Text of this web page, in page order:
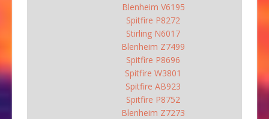
Blenheim V6195
Spitfire P8272
Stirling N6017
Blenheim Z7499
Spitfire P8696
Spitfire W3801
Spitfire AB923
Spitfire P8752
Blenheim Z7273